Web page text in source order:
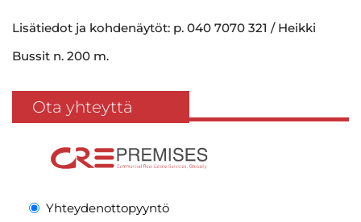
Lisätiedot ja kohdenäytöt: p. 040 7070 321 / Heikki
Bussit n. 200 m.
Ota yhteyttä
Yhteydenottopyyntö